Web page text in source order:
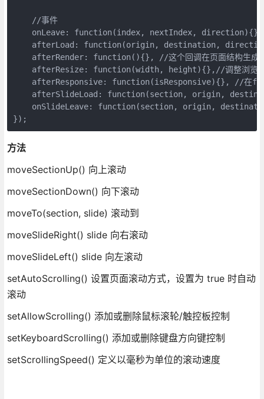
    //事件
onLeave: function(index, nextIndex, direction){},//
afterLoad: function(origin, destination,
afterRender: function(){}, //这个回调在页面结构生成后
afterResize: function(width, height){},//调整浏览器
afterResponsive: function(isResponsive){}, //在
afterSlideLoad: function(section, origin,
onSlideLeave: function(section, origin,
方法
moveSectionUp() 向上滚动
moveSectionDown() 向下滚动
moveTo(section, slide) 滚动到
moveSlideRight() slide 向右滚动
moveSlideLeft() slide 向左滚动
setAutoScrolling() 设置页面滚动方式，设置为 true 时自动
滚动
setAllowScrolling() 添加或删除鼠标滚轮/触控板控制
setKeyboardScrolling() 添加或删除键盘方向键控制
setScrollingSpeed() 定义以毫秒为单位的滚动速度